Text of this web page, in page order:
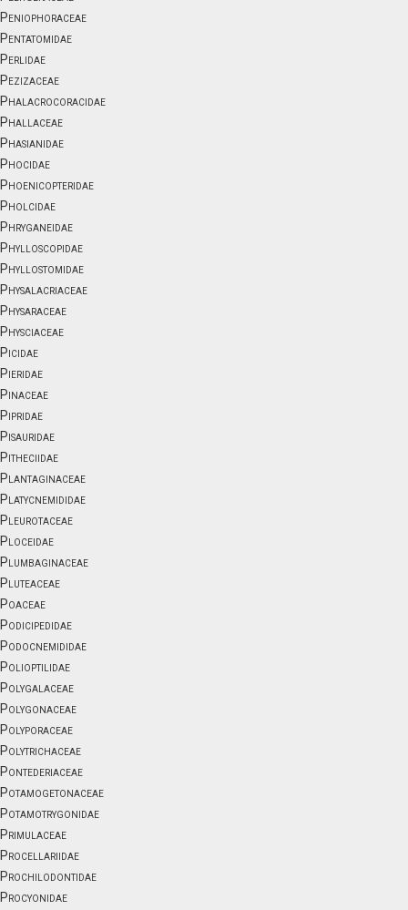
Peniophoraceae
Pentatomidae
Perlidae
Pezizaceae
Phalacrocoracidae
Phallaceae
Phasianidae
Phocidae
Phoenicopteridae
Pholcidae
Phryganeidae
Phylloscopidae
Phyllostomidae
Physalacriaceae
Physaraceae
Physciaceae
Picidae
Pieridae
Pinaceae
Pipridae
Pisauridae
Pitheciidae
Plantaginaceae
Platycnemididae
Pleurotaceae
Ploceidae
Plumbaginaceae
Pluteaceae
Poaceae
Podicipedidae
Podocnemididae
Polioptilidae
Polygalaceae
Polygonaceae
Polyporaceae
Polytrichaceae
Pontederiaceae
Potamogetonaceae
Potamotrygonidae
Primulaceae
Procellariidae
Prochilodontidae
Procyonidae